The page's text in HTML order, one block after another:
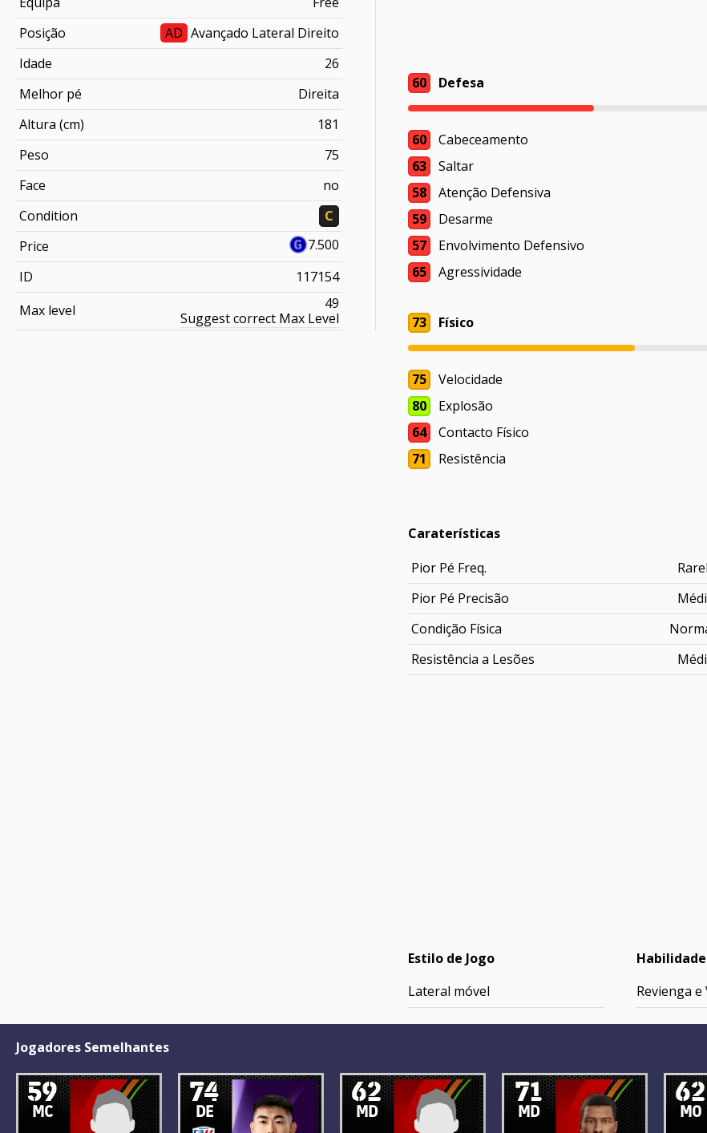
Posição
AD Avançado Lateral Direito
Idade
26
Melhor pé
Direita
Altura (cm)
181
Peso
75
Face
no
Condition
C
Price
7.500
ID
117154
Max level
49
Suggest correct Max Level
60 Defesa
60
Cabeceamento
63
Saltar
58
Atenção Defensiva
59
Desarme
57
Envolvimento Defensivo
65
Agressividade
73 Físico
75
Velocidade
80
Explosão
64
Contacto Físico
71
Resistência
Caraterísticas
Pior Pé Freq.
Pior Pé Precisão
Condição Física
Resistência a Lesões
Estilo de Jogo
Lateral móvel
Revienga
Jogadores Semelhantes
59
MC
74
DE
62
MD
71
MD
62
MO